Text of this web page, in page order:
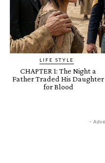
LIFE STYLE
CHAPTER 1: The Night a
Father Traded His Daughter
for Blood
-